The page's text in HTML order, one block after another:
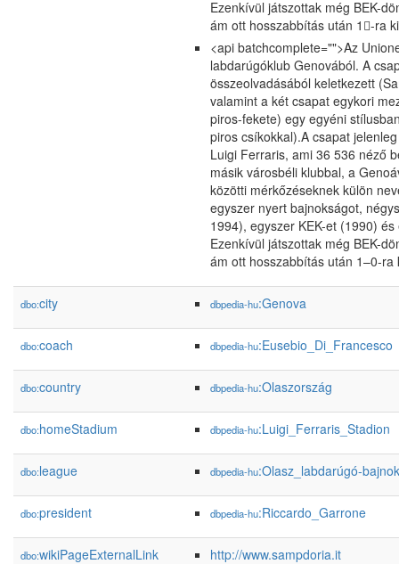
Ezenkívül játszottak még BEK-
ám ott hosszabbítás után 1𠄰-ra
<api batchcomplete="">Az
labdarúgóklub Genovából. A
összeolvadásából keletkezett
valamint a két csapat egykori
piros-fekete) egy egyéni
piros csíkokkal).A csapat
Luigi Ferraris, ami 36 536 néző
másik városbéli klubbal, a
közötti mérkőzéseknek külön
egyszer nyert bajnokságot,
1994), egyszer KEK-et (1990)
Ezenkívül játszottak még BEK-
ám ott hosszabbítás után 1–0-ra
dbo:city dbpedia-hu:Genova
dbo:coach dbpedia-hu:Eusebio_Di_Francesco
dbo:country dbpedia-hu:Olaszország
dbo:homeStadium dbpedia-hu:Luigi_Ferraris_Stadion
dbo:league dbpedia-hu:Olasz_labdarúgó-
dbo:president dbpedia-hu:Riccardo_Garrone
dbo:wikiPageExternalLink
http://www.sampdoria.it